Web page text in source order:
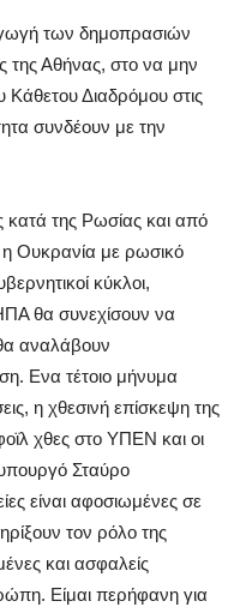
των δημοπρασιών
της Αθήνας, στο να μην
Κάθετου Διαδρόμου στις
συνδέουν με την
κατά της Ρωσίας και από
η Ουκρανία με ρωσικό
κύκλοι,
θα συνεχίσουν να
αναλάβουν
Ενα τέτοιο μήνυμα
η χθεσινή επίσκεψη της
χθες στο ΥΠΕΝ και οι
Σταύρο
είναι αφοσιωμένες σε
τον ρόλο της
και ασφαλείς
Είμαι περήφανη για